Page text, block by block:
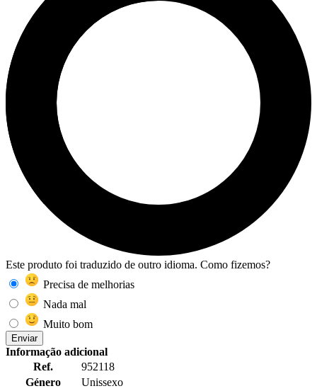
Este produto foi traduzido de outro idioma. Como fizemos?
Precisa de melhorias
Nada mal
Muito bom
Enviar
Informação adicional
Ref.
952118
Género
Unissexo